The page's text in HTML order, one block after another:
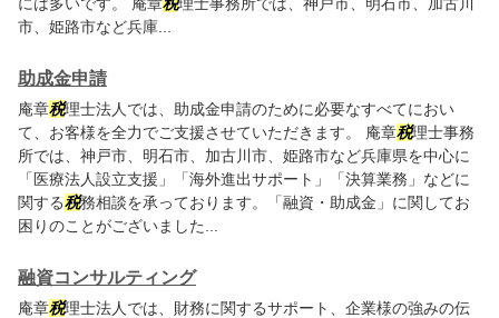
市、姫路市など兵庫...
助成金申請
庵章税理士法人では、助成金申請のために必要なすべてにおい
て、お客様を全力でご支援させていただきます。 庵章税理士事務
所では、神戸市、明石市、加古川市、姫路市など兵庫県を中心に
「医療法人設立支援」「海外進出サポート」「決算業務」などに
関する税務相談を承っております。「融資・助成金」に関してお
困りのことがございました...
融資コンサルティング
庵章税理士法人では、財務に関するサポート、企業様の強みの伝